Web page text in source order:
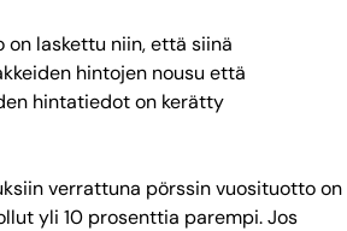
on laskettu niin, että siinä
hintojen nousu että
hintatiedot on kerätty
verrattuna pörssin vuosituotto on
yli 10 prosenttia parempi. Jos